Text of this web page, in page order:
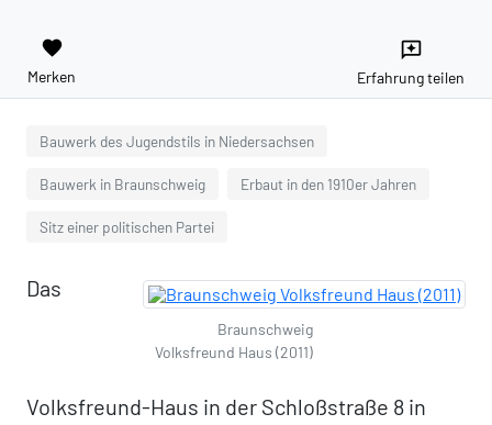
favorite
Merken
reviews
Erfahrung teilen
Bauwerk des Jugendstils in Niedersachsen
Bauwerk in Braunschweig Erbaut in den 1910er Jahren
Sitz einer politischen Partei
Braunschweig
Volksfreund Haus (2011)
Das
Volksfreund-Haus in der Schloßstraße 8 in